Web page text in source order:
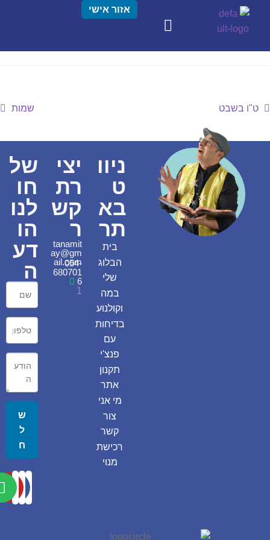
אזור אישי
ט"ו בשבט שמות
ניוו
ט
בא
תר
בית
הבלוג
שלי
במה
וקולנוע
בדיחות
עם
פנצ'י
תקנון
אתר
מי אני
צור
קשר
רכישת
מנוי
יצי
רת
קש
ר
tanamit
ay@gm
ail.com
054-
680701
6
1
של
חו
לנו
הו
דע
ה
ש
ל
ח